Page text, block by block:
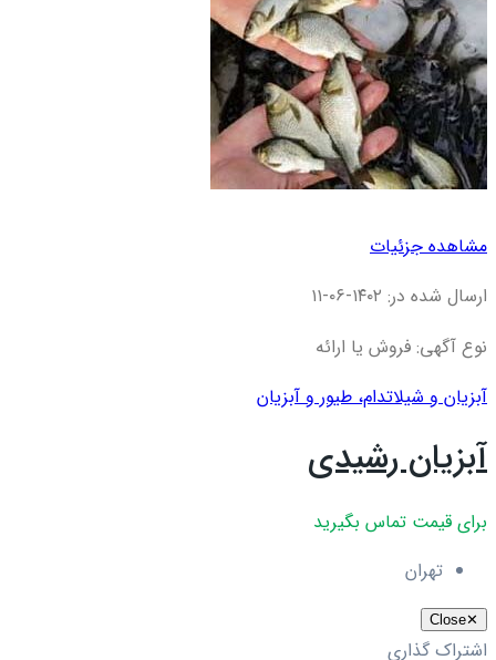
مشاهده جزئیات
ارسال شده در: ۱۴۰۲-۰۶-۱۱
نوع آگهی: فروش یا ارائه
آبزیان و شیلاتدام، طیور و آبزیان
آبزیان رشیدی
برای قیمت تماس بگیرید
تهران
✕
Close
اشتراک گذاری